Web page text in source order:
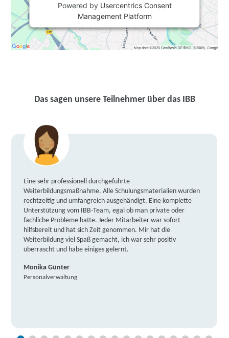
Powered by Usercentrics Consent
Management Platform
Das sagen unsere Teilnehmer über das IBB
Eine sehr professionell durchgeführte
Weiterbildungsmaßnahme. Alle Schulungsmaterialien wurden
rechtzeitig und umfangreich ausgehändigt. Eine komplette
Unterstützung vom IBB-Team, egal ob man private oder
fachliche Probleme hatte. Jeder Mitarbeiter war sofort
hilfsbereit und hat sich Zeit genommen. Mir hat die
Weiterbildung viel Spaß gemacht, ich war sehr positiv
überrascht und habe einiges gelernt.
Monika Günter
Personalverwaltung